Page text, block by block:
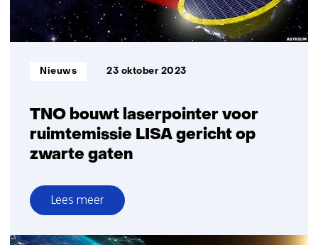
TNO bouwt laserpointer voor
ruimtemissie LISA gericht op
zwarte gaten
Informatietype:
Nieuws 23 oktober 2023
Lees meer
over
TNO